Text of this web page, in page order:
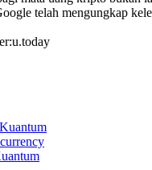
telah mengungkap
:u.today